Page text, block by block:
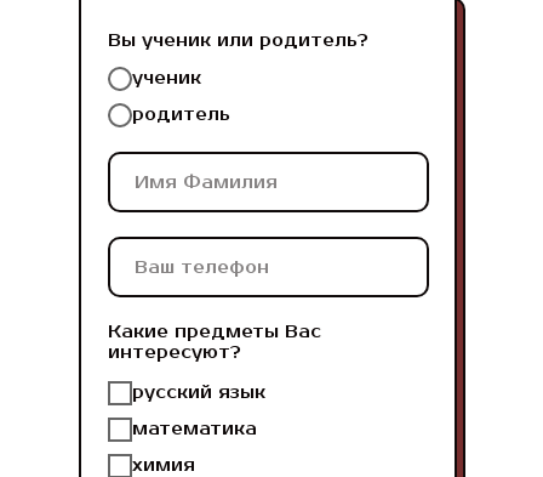
Вы ученик или родитель?
ученик
родитель
Какие предметы Вас
интересуют?
русский язык
математика
химия